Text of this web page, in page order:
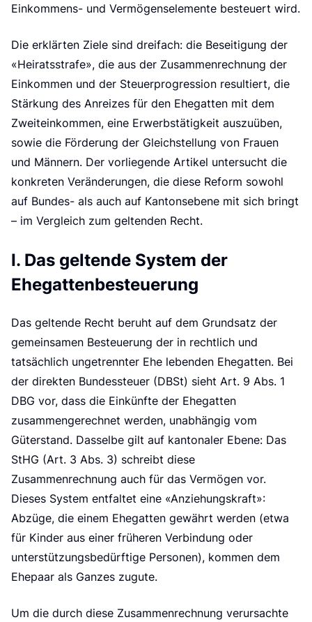
e
Einkommens- und Vermögenselemente besteuert wird.
Die erklärten Ziele sind dreifach: die Beseitigung der
«Heiratsstrafe», die aus der Zusammenrechnung der
Einkommen und der Steuerprogression resultiert, die
Stärkung des Anreizes für den Ehegatten mit dem
Zweiteinkommen, eine Erwerbstätigkeit auszuüben,
sowie die Förderung der Gleichstellung von Frauen
und Männern. Der vorliegende Artikel untersucht die
konkreten Veränderungen, die diese Reform sowohl
auf Bundes- als auch auf Kantonsebene mit sich bringt
– im Vergleich zum geltenden Recht.
I. Das geltende System der
Ehegattenbesteuerung
Das geltende Recht beruht auf dem Grundsatz der
gemeinsamen Besteuerung der in rechtlich und
tatsächlich ungetrennter Ehe lebenden Ehegatten. Bei
der direkten Bundessteuer (DBSt) sieht Art. 9 Abs. 1
DBG vor, dass die Einkünfte der Ehegatten
zusammengerechnet werden, unabhängig vom
Güterstand. Dasselbe gilt auf kantonaler Ebene: Das
StHG (Art. 3 Abs. 3) schreibt diese
Zusammenrechnung auch für das Vermögen vor.
Dieses System entfaltet eine «Anziehungskraft»:
Abzüge, die einem Ehegatten gewährt werden (etwa
für Kinder aus einer früheren Verbindung oder
unterstützungsbedürftige Personen), kommen dem
Ehepaar als Ganzes zugute.
Um die durch diese Zusammenrechnung verursachte